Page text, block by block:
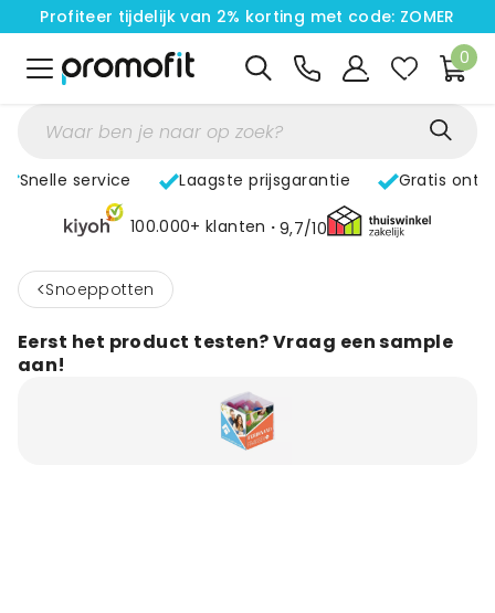
Profiteer tijdelijk van 2% korting met code: ZOMER
0
Snelle service Laagste prijsgarantie Gratis
100.000+ klanten 9,7/10
< Snoeppotten
Eerst het product testen? Vraag een sample
aan!